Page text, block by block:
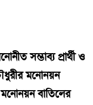
সম্ভাব্য প্রার্থী ও
মনোনয়ন
বাতিলের